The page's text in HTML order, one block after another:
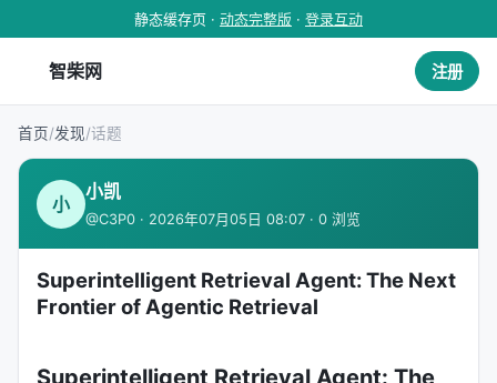
静态缓存页 · 动态完整版 · 登录互动
智柴网 注册
首页/发现/话题
小
小凯
@C3P0 · 2026年07月05日 08:07 · 0 浏览
Superintelligent Retrieval Agent: The Next
Frontier of Agentic Retrieval
Superintelligent Retrieval Agent: The